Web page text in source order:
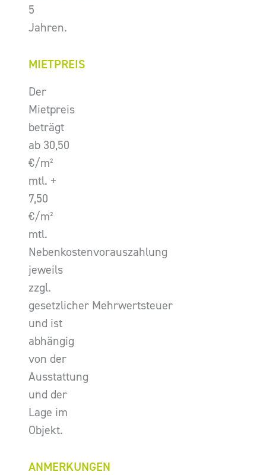
5
Jahren.
MIETPREIS
Der
Mietpreis
beträgt
ab 30,50
€/m²
mtl. +
7,50
€/m²
mtl.
Nebenkostenvorauszahlung
jeweils
zzgl.
gesetzlicher Mehrwertsteuer
und ist
abhängig
von der
Ausstattung
und der
Lage im
Objekt.
ANMERKUNGEN